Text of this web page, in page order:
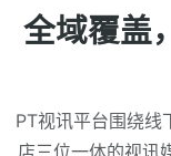
全域覆盖
PT视讯平台围绕线